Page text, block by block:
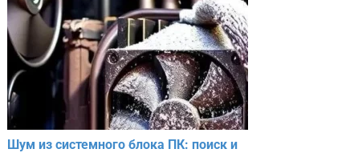
Шум из системного блока ПК: поиск и